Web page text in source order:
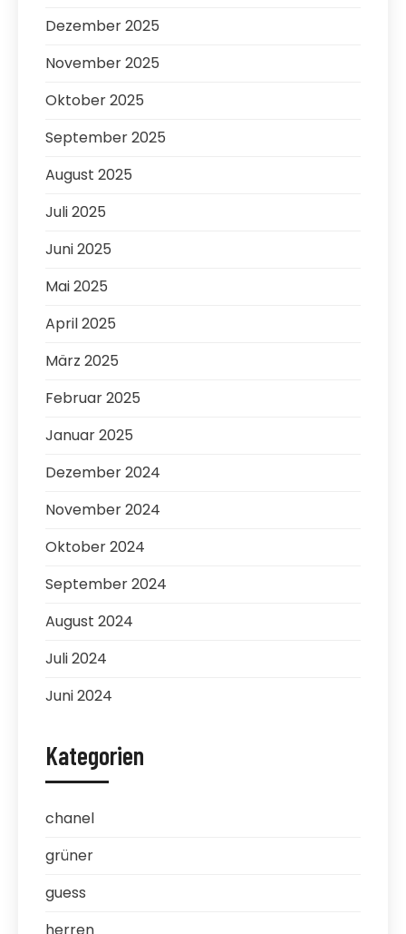
Dezember 2025
November 2025
Oktober 2025
September 2025
August 2025
Juli 2025
Juni 2025
Mai 2025
April 2025
März 2025
Februar 2025
Januar 2025
Dezember 2024
November 2024
Oktober 2024
September 2024
August 2024
Juli 2024
Juni 2024
Kategorien
chanel
grüner
guess